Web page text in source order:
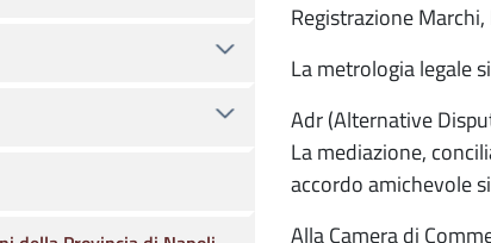
Registrazione
La metrologia legale
Adr (Alternative
La mediazione,
accordo amichevole
Alla Camera di